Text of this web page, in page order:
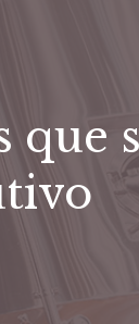
que